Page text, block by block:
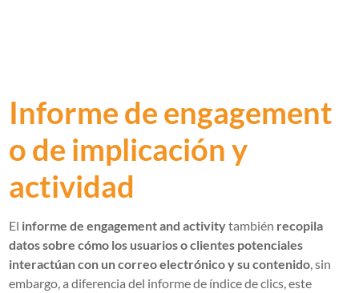
Informe de engagement
o de implicación y
actividad
El informe de engagement and activitytambién recopila
datos sobre cómo los usuarios o clientes potenciales
interactúan con un correo electrónico y su contenido, sin
embargo, a diferencia del informe de índice de clics, este